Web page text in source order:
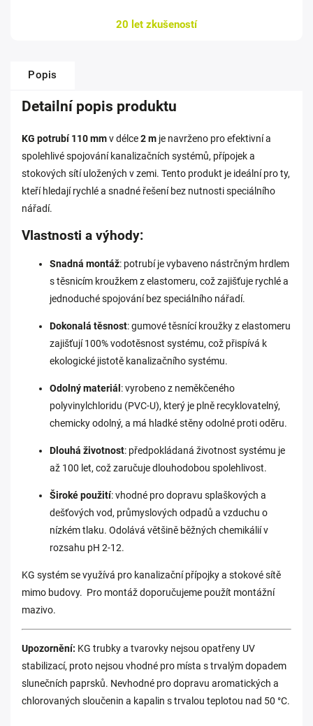
20 let zkušeností
Popis
Detailní popis produktu
KG potrubí 110 mmv délce2 m je navrženo pro efektivní a
spolehlivé spojování kanalizačních systémů, přípojek a
stokových sítí uložených v zemi. Tento produkt je ideální pro ty,
kteří hledají rychlé a snadné řešení bez nutnosti speciálního
nářadí.
Vlastnosti a výhody:
Snadná montáž: potrubí je vybaveno nástrčným hrdlem
s těsnicím kroužkem z elastomeru, což zajišťuje rychlé a
jednoduché spojování bez speciálního nářadí.
Dokonalá těsnost: gumové těsnící kroužky z elastomeru
zajišťují 100% vodotěsnost systému, což přispívá k
ekologické jistotě kanalizačního systému.
Odolný materiál : vyrobeno z neměkčeného
polyvinylchloridu (PVC-U), který je plně recyklovatelný,
chemicky odolný, a má hladké stěny odolné proti oděru.
Dlouhá životnost: předpokládaná životnost systému je
až 100 let, což zaručuje dlouhodobou spolehlivost.
Široké použití: vhodné pro dopravu splaškových a
dešťových vod, průmyslových odpadů a vzduchu o
nízkém tlaku. Odolává většině běžných chemikálií v
rozsahu pH 2-12.
KG systém se využívá pro kanalizační přípojky a stokové sítě
mimo budovy. Pro montáž doporučujeme použít montážní
mazivo.
Upozornění: KG trubky a tvarovky nejsou opatřeny UV
stabilizací, proto nejsou vhodné pro místa s trvalým dopadem
slunečních paprsků. Nevhodné pro dopravu aromatických a
chlorovaných sloučenin a kapalin s trvalou teplotou nad 50 °C.